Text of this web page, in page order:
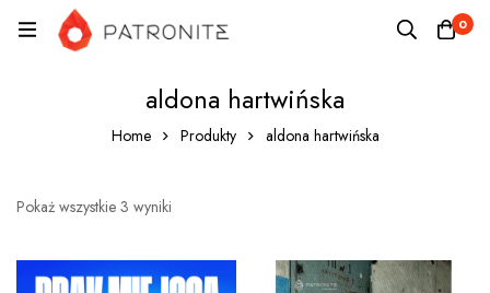
0
aldona hartwińska
Home Produkty aldona hartwińska
Pokaż wszystkie 3 wyniki